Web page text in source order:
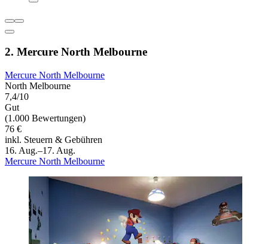
2. Mercure North Melbourne
Mercure North Melbourne
North Melbourne
7,4/10
Gut
(1.000 Bewertungen)
76 €
inkl. Steuern & Gebühren
16. Aug.–17. Aug.
Mercure North Melbourne